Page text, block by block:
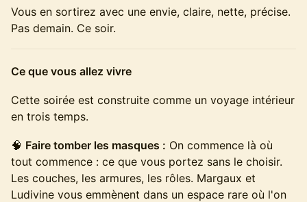
Vous en sortirez avec une envie, claire, nette, précise.
Pas demain. Ce soir.
Ce que vous allez vivre
Cette soirée est construite comme un voyage intérieur
en trois temps.
🧠 Faire tomber les masques : On commence là où
tout commence : ce que vous portez sans le choisir.
Les couches, les armures, les rôles. Margaux et
Ludivine vous emmènent dans un espace rare où l'on